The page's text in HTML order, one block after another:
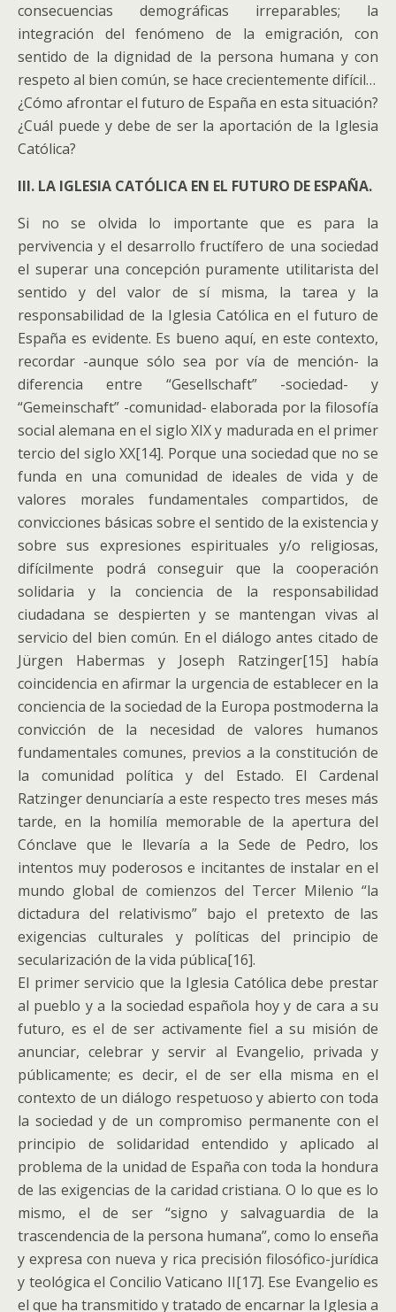
consecuencias demográficas irreparables; la
integración del fenómeno de la emigración, con
sentido de la dignidad de la persona humana y con
respeto al bien común, se hace crecientemente difícil…
¿Cómo afrontar el futuro de España en esta situación?
¿Cuál puede y debe de ser la aportación de la Iglesia
Católica?
III. LA IGLESIA CATÓLICA EN EL FUTURO DE ESPAÑA.
Si no se olvida lo importante que es para la
pervivencia y el desarrollo fructífero de una sociedad
el superar una concepción puramente utilitarista del
sentido y del valor de sí misma, la tarea y la
responsabilidad de la Iglesia Católica en el futuro de
España es evidente. Es bueno aquí, en este contexto,
recordar -aunque sólo sea por vía de mención- la
diferencia entre “Gesellschaft” -sociedad- y
“Gemeinschaft” -comunidad- elaborada por la filosofía
social alemana en el siglo XIX y madurada en el primer
tercio del siglo XX[14]. Porque una sociedad que no se
funda en una comunidad de ideales de vida y de
valores morales fundamentales compartidos, de
convicciones básicas sobre el sentido de la existencia y
sobre sus expresiones espirituales y/o religiosas,
difícilmente podrá conseguir que la cooperación
solidaria y la conciencia de la responsabilidad
ciudadana se despierten y se mantengan vivas al
servicio del bien común. En el diálogo antes citado de
Jürgen Habermas y Joseph Ratzinger[15] había
coincidencia en afirmar la urgencia de establecer en la
conciencia de la sociedad de la Europa postmoderna la
convicción de la necesidad de valores humanos
fundamentales comunes, previos a la constitución de
la comunidad política y del Estado. El Cardenal
Ratzinger denunciaría a este respecto tres meses más
tarde, en la homilía memorable de la apertura del
Cónclave que le llevaría a la Sede de Pedro, los
intentos muy poderosos e incitantes de instalar en el
mundo global de comienzos del Tercer Milenio “la
dictadura del relativismo” bajo el pretexto de las
exigencias culturales y políticas del principio de
secularización de la vida pública[16].
El primer servicio que la Iglesia Católica debe prestar
al pueblo y a la sociedad española hoy y de cara a su
futuro, es el de ser activamente fiel a su misión de
anunciar, celebrar y servir al Evangelio, privada y
públicamente; es decir, el de ser ella misma en el
contexto de un diálogo respetuoso y abierto con toda
la sociedad y de un compromiso permanente con el
principio de solidaridad entendido y aplicado al
problema de la unidad de España con toda la hondura
de las exigencias de la caridad cristiana. O lo que es lo
mismo, el de ser “signo y salvaguardia de la
trascendencia de la persona humana”, como lo enseña
y expresa con nueva y rica precisión filosófico-jurídica
y teológica el Concilio Vaticano II[17]. Ese Evangelio es
el que ha transmitido y tratado de encarnar la Iglesia a